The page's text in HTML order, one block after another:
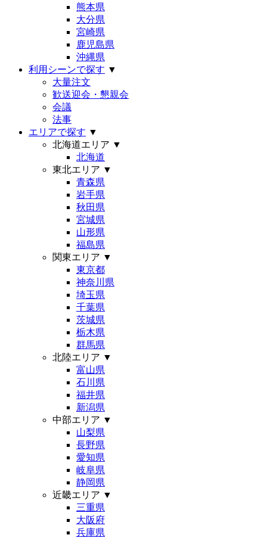
熊本県
大分県
宮崎県
鹿児島県
沖縄県
利用シーンで探す ▼
大量注文
歓送迎会・懇親会
会議
法事
エリアで探す ▼
北海道エリア ▼
北海道
東北エリア ▼
青森県
岩手県
秋田県
宮城県
山形県
福島県
関東エリア ▼
東京都
神奈川県
埼玉県
千葉県
茨城県
栃木県
群馬県
北陸エリア ▼
富山県
石川県
福井県
新潟県
中部エリア ▼
山梨県
長野県
愛知県
岐阜県
静岡県
近畿エリア ▼
三重県
大阪府
兵庫県